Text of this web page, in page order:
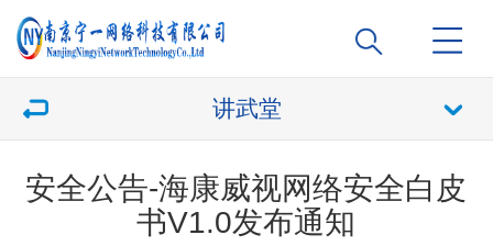
讲武堂
安全公告-海康威视网络安全白皮
书V1.0发布通知